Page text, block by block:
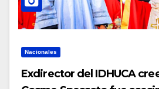
Nacionales
Exdirector del IDHUCA